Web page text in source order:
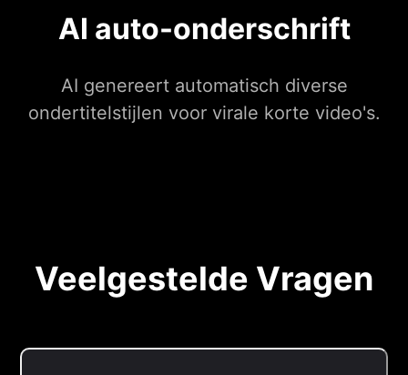
AI auto-onderschrift
AI genereert automatisch diverse
ondertitelstijlen voor virale korte video's.
Veelgestelde Vragen